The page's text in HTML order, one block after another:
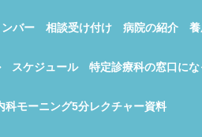
バー 相談受け付け 病院の紹介
スケジュール 特定診療科の窓口に
科モーニング5分レクチャー資料